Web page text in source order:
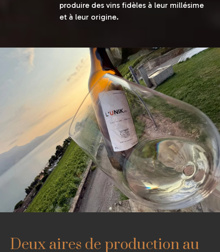
produire des vins fidèles à leur millésime
et à leur origine.
Deux aires de production au